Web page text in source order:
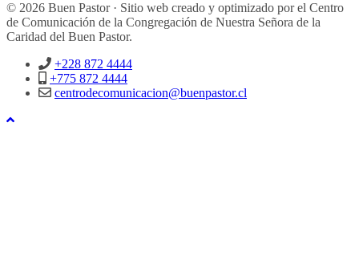
© 2026 Buen Pastor · Sitio web creado y optimizado por el Centro
de Comunicación de la Congregación de Nuestra Señora de la
Caridad del Buen Pastor.
+228 872 4444
+775 872 4444
centrodecomunicacion@buenpastor.cl